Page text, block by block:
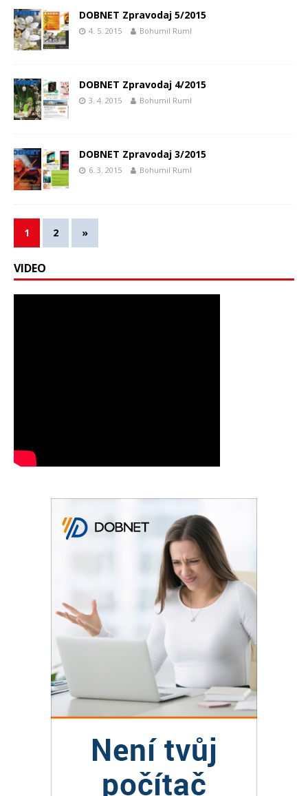
DOBNET Zpravodaj 5/2015
4. 5. 2015 Bohumil Ruml
DOBNET Zpravodaj 4/2015
3. 4. 2015 Bohumil Ruml
DOBNET Zpravodaj 3/2015
6. 3. 2015 Bohumil Ruml
1 2 »
VIDEO